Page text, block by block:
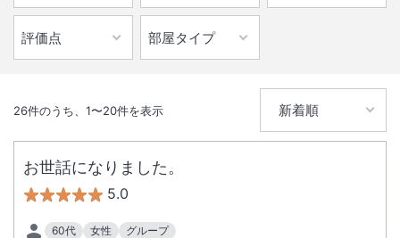
日光国立公園特別地域内、箒川の渓谷と自然の中、1200年もの歴史あ
る塩原温泉郷の地に、いにしえより湧き出でる塩原大網のお湯は、何ひ
大浴場あり
温泉
26件のうち、 1〜20件を表示
お世話になりました。
5.0
60代 女性
グループ